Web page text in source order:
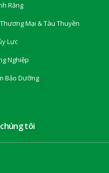
Răng
Mại & Tàu Thuyền
Lực
Nghiệp
Bảo Dưỡng
tôi